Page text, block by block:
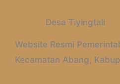
Desa Tiyingtali
Website Resmi
Kecamatan Abang,